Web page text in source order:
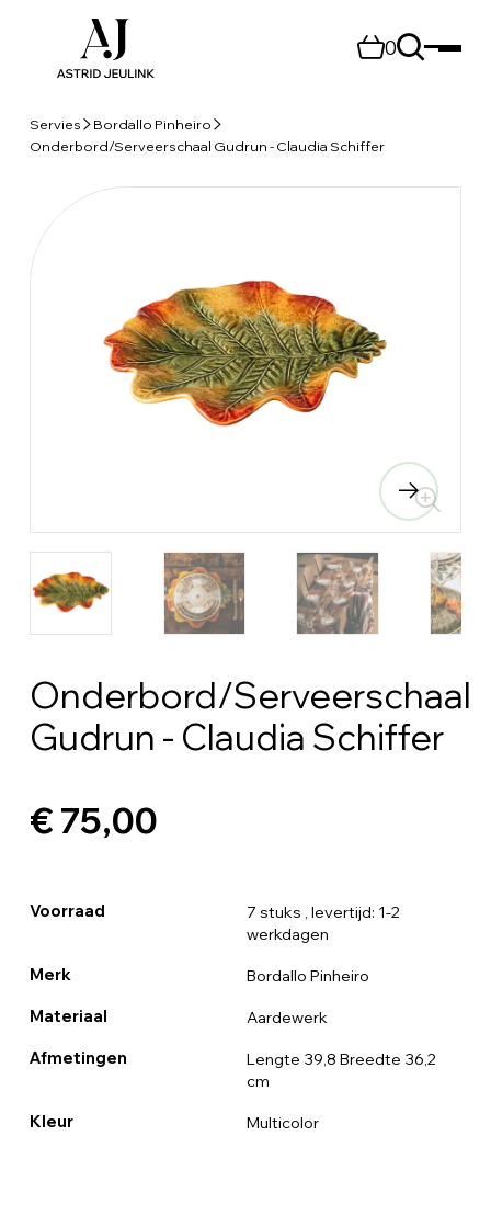
0
Servies
Bordallo Pinheiro
Onderbord/Serveerschaal Gudrun - Claudia Schiffer
Onderbord/Serveerschaal
Gudrun - Claudia Schiffer
€ 75,00
Voorraad 7 stuks , levertijd: 1-2
werkdagen
Merk Bordallo Pinheiro
Materiaal Aardewerk
Afmetingen
Lengte 39,8 Breedte 36,2
cm
Kleur Multicolor